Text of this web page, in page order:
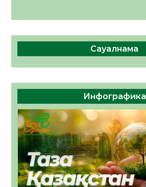
Сауалнама
Инфографика